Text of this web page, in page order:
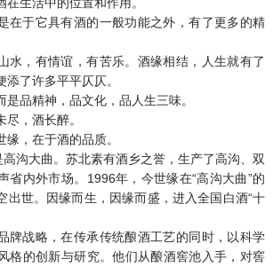
在于它具有酒的一般功能之外，有了更多的精
水，有情谊，有苦乐。酒缘相结，人生就有了
了许多平平仄仄。
是品精神，品文化，品人生三味。
，酒长醉。
，在于酒的品质。
高沟大曲。苏北素有酒乡之誉，生产了高沟、双
省内外市场。1996年，今世缘在“高沟大曲”的
出世。因缘而生，因缘而盛，进入全国白酒“十
牌战略，在传承传统酿酒工艺的同时，以科学
格的创新与研究。他们从酿酒窖池入手，对窖